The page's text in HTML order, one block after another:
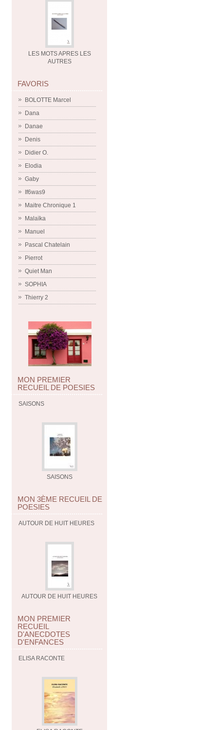
LES MOTS APRES LES
AUTRES
FAVORIS
BOLOTTE Marcel
Dana
Danae
Denis
Didier O.
Elodia
Gaby
If6was9
Maitre Chronique 1
Malaïka
Manuel
Pascal Chatelain
Pierrot
Quiet Man
SOPHIA
Thierry 2
MON PREMIER
RECUEIL DE POESIES
SAISONS
SAISONS
MON 3ÈME RECUEIL DE
POESIES
AUTOUR DE HUIT HEURES
AUTOUR DE HUIT HEURES
MON PREMIER
RECUEIL
D'ANECDOTES
D'ENFANCES
ELISA RACONTE